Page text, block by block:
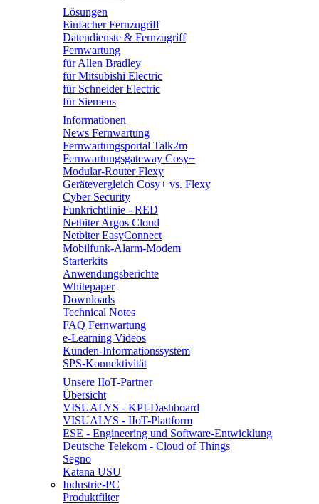
Lösungen
Einfacher Fernzugriff
Datendienste & Fernzugriff
Fernwartung
für Allen Bradley
für Mitsubishi Electric
für Schneider Electric
für Siemens
Informationen
News Fernwartung
Fernwartungsportal Talk2m
Fernwartungsgateway Cosy+
Modular-Router Flexy
Gerätevergleich Cosy+ vs. Flexy
Cyber Security
Funkrichtlinie - RED
Netbiter Argos Cloud
Netbiter EasyConnect
Mobilfunk-Alarm-Modem
Starterkits
Anwendungsberichte
Whitepaper
Downloads
Technical Notes
FAQ Fernwartung
e-Learning Videos
Kunden-Informationssystem
SPS-Konnektivität
Unsere IIoT-Partner
Übersicht
VISUALYS - KPI-Dashboard
VISUALYS - IIoT-Plattform
ESE - Engineering und Software-Entwicklung
Deutsche Telekom - Cloud of Things
Segno
Katana USU
Industrie-PC
Produktfilter